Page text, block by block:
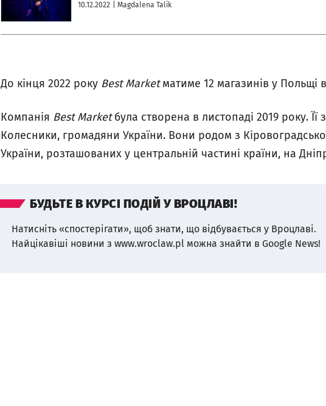
10.12.2022 | Magdalena Talik
До кінця 2022 року Best Marketматиме 12 магазинів у Польщі
Компанія Best Marketбула створена в листопаді 2019 року. Її
Колесники, громадяни України. Вони родом з
України, розташованих у центральній частині країни, на
БУДЬТЕ В КУРСІ ПОДІЙ У ВРОЦЛАВІ!
Натисніть «спостерігати», щоб знати, що відбувається у Вроцлаві.
Найцікавіші новини з www.wroclaw.pl можна знайти в Google News!